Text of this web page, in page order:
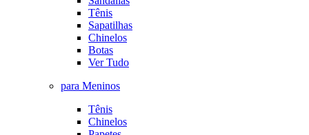
Tênis
Sapatilhas
Chinelos
Botas
Ver Tudo
para Meninos
Tênis
Chinelos